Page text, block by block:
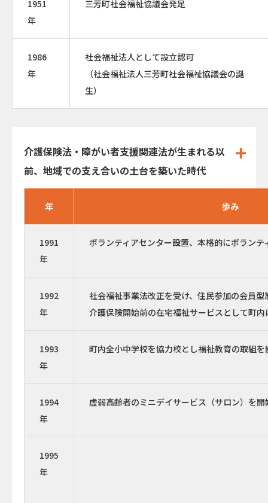
1951
年
三芳町社会福祉協議会発足
1986
年
社会福祉法人として設立認可
（社会福祉法人三芳町社会福祉協議会の誕
生）
介護保険法・障がい者支援関連法が生まれる以
前、 地域での支え合いの土台を築いた時代
年 歩み
1991
年
ボランティアセンター設置、本格的にボラン
1992
年
社会福祉事業法改正を受け、住民参加の会員
介護保険開始前の在宅福祉サービスとして町内
1993
年
町内全小中学校を協力校とし福祉教育の取組を
1994
年
虚弱高齢者のミニデイサービス（サロン）を開
1995
年